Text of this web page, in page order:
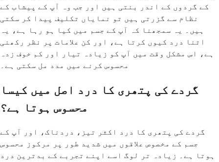
کے گردوں کے اندر بنتی ہیں اور جب وہ آپ کے پیشاب کے
نظام سے گزرتی ہیں تو نمایاں تکلیف پیدا کر سکتی
ہیں۔ یہ سمجھنا کہ آپ کے جسم میں کیا ہو رہا ہے، یہ
اتنا درد کیوں کرتا ہے، اور کن علامات پر نظر رکھنی
ہے، اس مشکل وقت میں آپ کو زیادہ تیار اور کم خوف زدہ
محسوس کرنے میں مدد مل سکتی ہے۔
گردے کی پتھری کا درد اصل میں کیسا
محسوس ہوتا ہے؟
گردے کی پتھری کا درد اکثر تیز، دردناک، اور آپ کے
جسم کے مخصوص علاقوں میں شدید طور پر مرکوز محسوس
ہوتا ہے۔ زیادہ تر لوگ اسے اپنے تجربے کے بدترین درد